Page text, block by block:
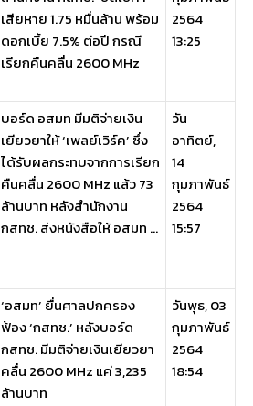
เสียหาย 1.75 หมื่นล้าน พร้อม
ดอกเบี้ย 7.5% ต่อปี กรณี
เรียกคืนคลื่น 2600 MHz
2564
13:25
บอร์ด อสมท มีมติจ่ายเงิน
เยียวยาให้ ‘เพลย์เวิร์ค’ ซึ่ง
ได้รับผลกระทบจากการเรียก
คืนคลื่น 2600 MHz แล้ว 73
ล้านบาท หลังสำนักงาน
กสทช. ส่งหนังสือให้ อสมท ...
วัน
อาทิตย์,
14
กุมภาพันธ์
2564
15:57
‘อสมท’ ยื่นศาลปกครอง
ฟ้อง ‘กสทช.’ หลังบอร์ด
กสทช. มีมติจ่ายเงินเยียวยา
คลื่น 2600 MHz แค่ 3,235
ล้านบาท
วันพุธ, 03
กุมภาพันธ์
2564
18:54